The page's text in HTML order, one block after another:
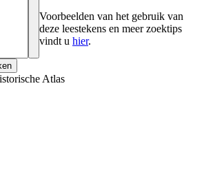
Voorbeelden van het gebruik van
deze leestekens en meer zoektips
vindt u hier.
Atlas